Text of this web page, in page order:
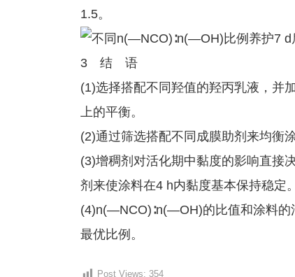
1.5。
3 结 语
(1)选择搭配不同羟值的羟丙乳液，并
上的平衡。
(2)通过筛选搭配不同成膜助剂来均衡
(3)增稠剂对活化期中黏度的影响直接
剂来使涂料在4 h内黏度基本保持稳定。
(4)n(—NCO)∶n(—OH)的比值和涂料的
最优比例。
Post Views: 354